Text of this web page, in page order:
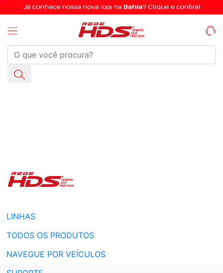
LINHAS
TODOS OS PRODUTOS
NAVEGUE POR VEÍCULOS